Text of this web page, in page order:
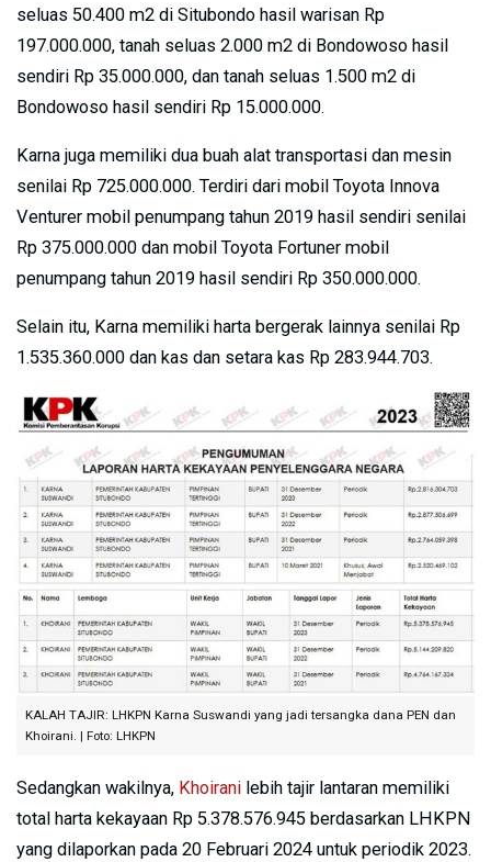
seluas 50.400 m2 di Situbondo hasil warisan Rp
197.000.000, tanah seluas 2.000 m2 di Bondowoso hasil
sendiri Rp 35.000.000, dan tanah seluas 1.500 m2 di
Bondowoso hasil sendiri Rp 15.000.000.
Karna juga memiliki dua buah alat transportasi dan mesin
senilai Rp 725.000.000. Terdiri dari mobil Toyota Innova
Venturer mobil penumpang tahun 2019 hasil sendiri senilai
Rp 375.000.000 dan mobil Toyota Fortuner mobil
penumpang tahun 2019 hasil sendiri Rp 350.000.000.
Selain itu, Karna memiliki harta bergerak lainnya senilai Rp
1.535.360.000 dan kas dan setara kas Rp 283.944.703.
KALAH TAJIR: LHKPN Karna Suswandi yang jadi tersangka dana PEN dan
Khoirani. | Foto: LHKPN
Sedangkan wakilnya, Khoirani lebih tajir lantaran memiliki
total harta kekayaan Rp 5.378.576.945 berdasarkan LHKPN
yang dilaporkan pada 20 Februari 2024 untuk periodik 2023.